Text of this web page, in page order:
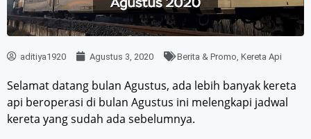
aditiya1920 Agustus 3, 2020 Berita & Promo Kereta Api
Selamat datang bulan Agustus, ada lebih banyak kereta
api beroperasi di bulan Agustus ini melengkapi jadwal
kereta yang sudah ada sebelumnya.